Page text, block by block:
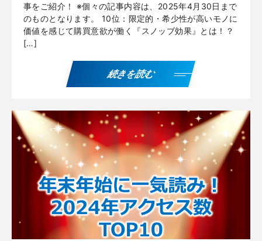
事をご紹介！ ※個々の記事内容は、2025年4月30日まで
のものとなります。 10位：限定的・希少性が高いモノに
価値を感じて購買意欲が働く『スノッブ効果』とは！？
[…]
続きを読む